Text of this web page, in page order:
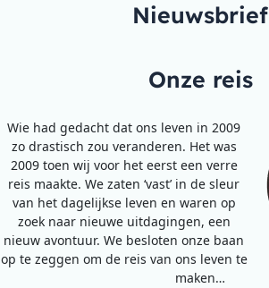
Nieuwsbrief
Onze reis
Wie had gedacht dat ons leven in 2009
zo drastisch zou veranderen. Het was
2009 toen wij voor het eerst een verre
reis maakte. We zaten ‘vast’ in de sleur
van het dagelijkse leven en waren op
zoek naar nieuwe uitdagingen, een
nieuw avontuur. We besloten onze baan
op te zeggen om de reis van ons leven te
maken…